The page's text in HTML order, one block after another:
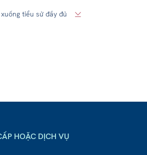
xuống tiểu sử đầy đủ
HOẶC DỊCH VỤ